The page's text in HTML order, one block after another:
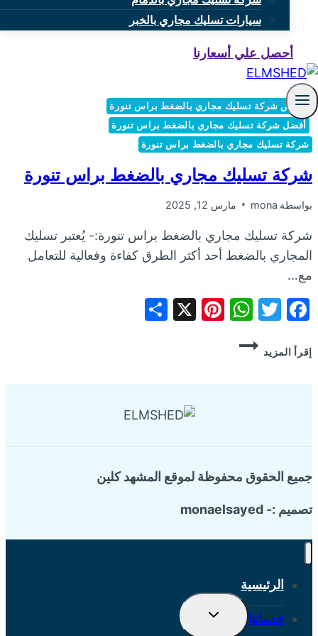
سيارات تسليك مجاري بالخبر
أحصل علي أسعارنا
أرخص شركة تسليك مجاري بالضغط براس تنورة
أفضل شركة تسليك مجاري بالضغط براس تنورة
شركة تسليك مجاري بالضغط براس تنورة
شركة تسليك مجاري بالضغط براس تنورة
بواسطة mona مارس 12, 2025
شركة تسليك مجاري بالضغط براس تنورة:- يُعتبر تسليك
المجاري بالضغط أحد أكثر الطرق كفاءة وفعالية للتعامل
مع…
Facebook
Twitter
WhatsApp
Pinterest
X
إقرأ المزيد
شركة
تسليك
جميع الحقوق محفوظة لموقع المشهد كلين
تصميم :- monaelsayed
الرئيسية
خدماتنا
تبديل
القائمة